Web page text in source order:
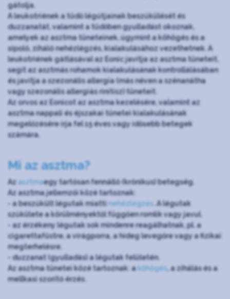
gátolja.
A leukotriének a tüdő légútjainak beszűkülését és
duzzanatát, valamint a tüdőben gyulladást okoznak,
amelyek az asztma tüneteinek, úgymint a köhögés és a
sípoló, ziháló nehézlégzés, kialakulásához vezethetnek. A
leukotriének gátlásával az Eonic javítja az asztma tüneteit,
segít az asztmás rohamok kialakulásának kontrollálásában
és javítja a szezonális allergia (más néven a szénanátha
vagy szezonális allergiás rinitisz) tüneteit.
Az orvos az Eonicot az asztma kezelésére, valamint az
asztma nappali és éjszakai tünetei kialakulásának
megelőzésére írja fel 15 éves vagy idősebb betegek
számára.
Mi az asztma?
Az asztmaegy tartósan fennálló (krónikus) betegség.
Az asztma jellemzői közé tartoznak:
- a beszűkült légutak miattinehézlégzés . A légutak
szűkülete a körülményektől függően romlik vagy javul.
- az érzékeny légutak sok mindenre reagálhatnak, pl. a
cigarettafüstre, a virágporra, a hideg levegőre vagy a fizikai
megterhelésre.
- duzzanat (gyulladás) a légutak felületén.
Az asztma tünetei közé tartoznak: aköhögés , a zihálás és a
mellkasi szorító érzés.